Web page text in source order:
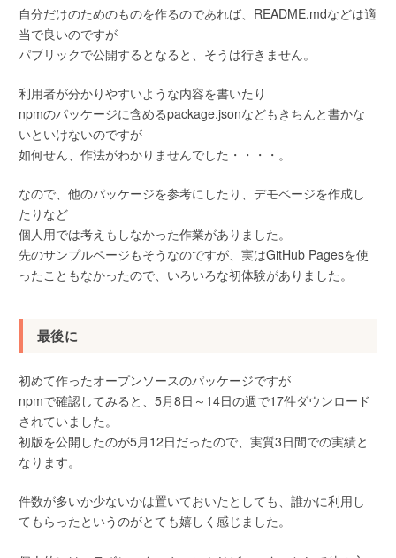
自分だけのためのものを作るのであれば、README.mdなどは適
当で良いのですが
パブリックで公開するとなると、そうは行きません。
利用者が分かりやすいような内容を書いたり
npmのパッケージに含めるpackage.jsonなどもきちんと書かな
いといけないのですが
如何せん、作法がわかりませんでした・・・・。
なので、他のパッケージを参考にしたり、デモページを作成し
たりなど
個人用では考えもしなかった作業がありました。
先のサンプルページもそうなのですが、実はGitHub Pagesを使
ったこともなかったので、いろいろな初体験がありました。
最後に
初めて作ったオープンソースのパッケージですが
npmで確認してみると、5月8日～14日の週で17件ダウンロード
されていました。
初版を公開したのが5月12日だったので、実質3日間での実績と
なります。
件数が多いか少ないかは置いておいたとしても、誰かに利用し
てもらったというのがとても嬉しく感じました。